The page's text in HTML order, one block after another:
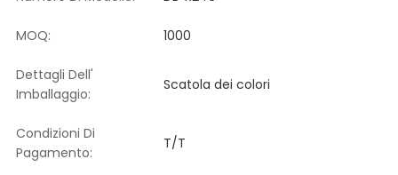
MOQ: 1000
Dettagli Dell'
Imballaggio:
Scatola dei colori
Condizioni Di
Pagamento:
T/T